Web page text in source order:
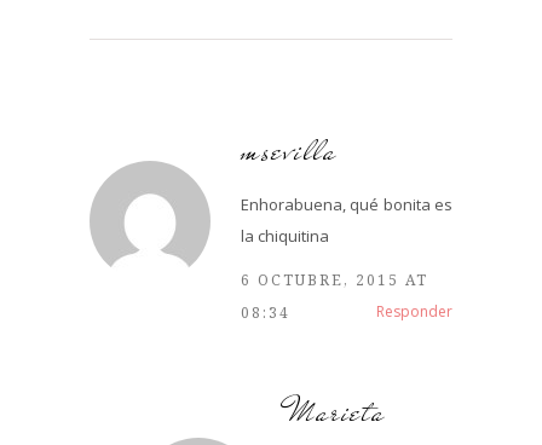
msevilla
Enhorabuena, qué bonita es
la chiquitina
6 OCTUBRE, 2015 AT
08:34
Responder
Marieta